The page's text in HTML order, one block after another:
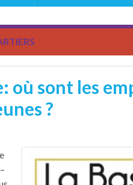
où sont les
?